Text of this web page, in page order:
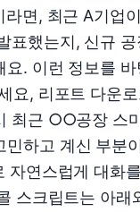
라면, 최근 A기업
표했는지, 신규
요. 이런 정보를
요, 리포트 다운
최근 ○○공장 스
민하고 계신 부분
자연스럽게 대화
스크립트는 아래